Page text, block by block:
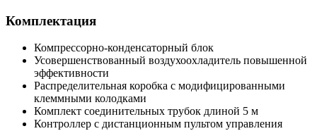
Комплектация
Компрессорно-конденсаторный блок
Усовершенствованный воздухоохладитель повышенной
эффективности
Распределительная коробка с модифицированными
клеммными колодками
Комплект соединительных трубок длиной 5 м
Контроллер с дистанционным пультом управления